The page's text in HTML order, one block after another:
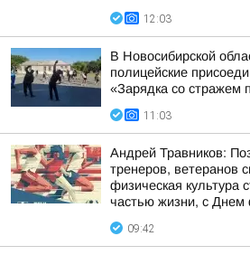
12:03
В Новосибирской
полицейские
«Зарядка со стражем
11:03
Андрей Травников:
тренеров, ветеранов
физическая культура
частью жизни, с Днем
09:42